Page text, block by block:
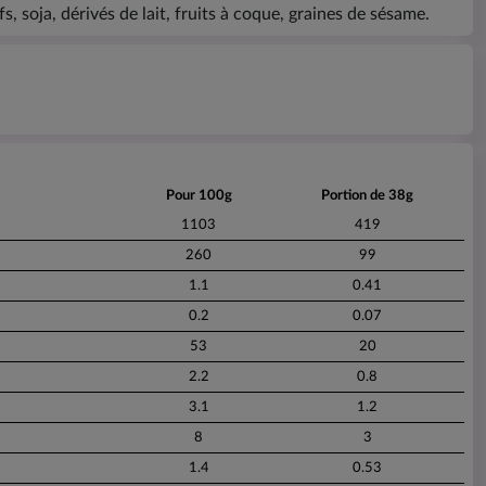
soja, dérivés de lait, fruits à coque, graines de sésame.
Pour 100g Portion de 38g
1103 419
260 99
1.1 0.41
0.2 0.07
53 20
2.2 0.8
3.1 1.2
8 3
1.4 0.53